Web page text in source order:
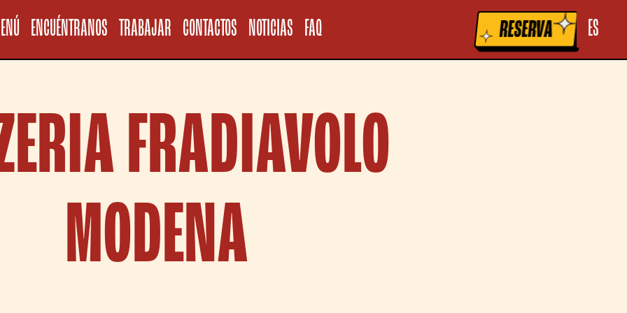
ENCUÉNTRANOS TRABAJAR CONTACTOS NOTICIAS FAQ RESERVA ES
FRADIAVOLO
MODENA
Le tue preferenze relative alla privacy
Informativa sulla raccolta